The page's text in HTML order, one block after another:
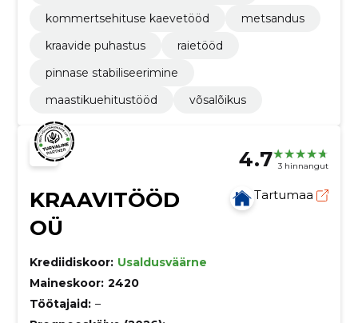
kommertsehituse kaevetööd
metsandus
kraavide puhastus
raietööd
pinnase stabiliseerimine
maastikuehitustööd
võsalõikus
4.7 3 hinnangut
KRAAVITÖÖD
OÜ
Tartumaa
Krediidiskoor: Usaldusväärne
Maineskoor: 2420
Töötajaid: –